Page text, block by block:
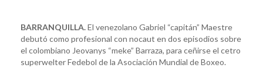
BARRANQUILLA.El venezolano Gabriel “capitán” Maestre
debutó como profesional con nocaut en dos episodios sobre
el colombiano Jeovanys “meke” Barraza, para ceñirse el cetro
superwelter Fedebol de la Asociación Mundial de Boxeo.